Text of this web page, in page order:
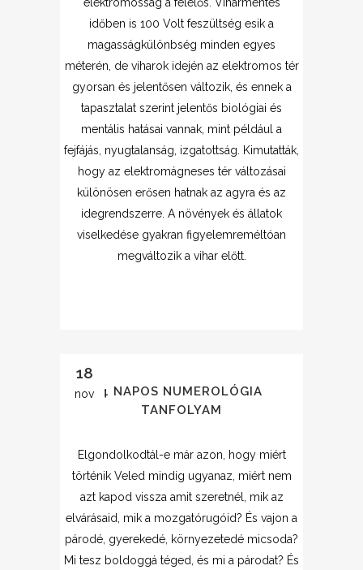
időben is 100 Volt feszültség esik a
magasságkülönbség minden egyes
méterén, de viharok idején az elektromos tér
gyorsan és jelentősen változik, és ennek a
tapasztalat szerint jelentős biológiai és
mentális hatásai vannak, mint például a
fejfájás, nyugtalanság, izgatottság. Kimutatták,
hogy az elektromágneses tér változásai
különösen erősen hatnak az agyra és az
idegrendszerre. A növények és állatok
viselkedése gyakran figyelemreméltóan
megváltozik a vihar előtt.
18
nov
4 NAPOS NUMEROLÓGIA
TANFOLYAM
Elgondolkodtál-e már azon, hogy miért
történik Veled mindig ugyanaz, miért nem
azt kapod vissza amit szeretnél, mik az
elvárásaid, mik a mozgatórugóid? És vajon a
párodé, gyerekedé, környezetedé micsoda?
Mi tesz boldoggá téged, és mi a párodat? És